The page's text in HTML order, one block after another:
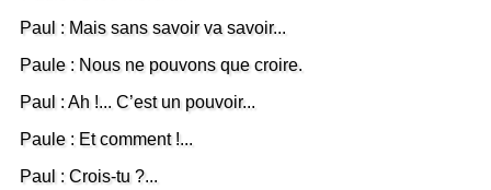
Paul : Mais sans savoir va savoir...
Paule : Nous ne pouvons que croire.
Paul : Ah !... C’est un pouvoir...
Paule : Et comment !...
Paul : Crois-tu ?...